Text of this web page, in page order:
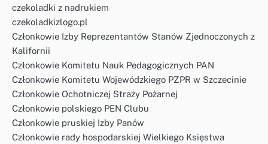
czekoladki z nadrukiem
czekoladkizlogo.pl
Członkowie Izby Reprezentantów Stanów Zjednoczonych z
Kalifornii
Członkowie Komitetu Nauk Pedagogicznych PAN
Członkowie Komitetu Wojewódzkiego PZPR w Szczecinie
Członkowie Ochotniczej Straży Pożarnej
Członkowie polskiego PEN Clubu
Członkowie pruskiej Izby Panów
Członkowie rady hospodarskiej Wielkiego Księstwa